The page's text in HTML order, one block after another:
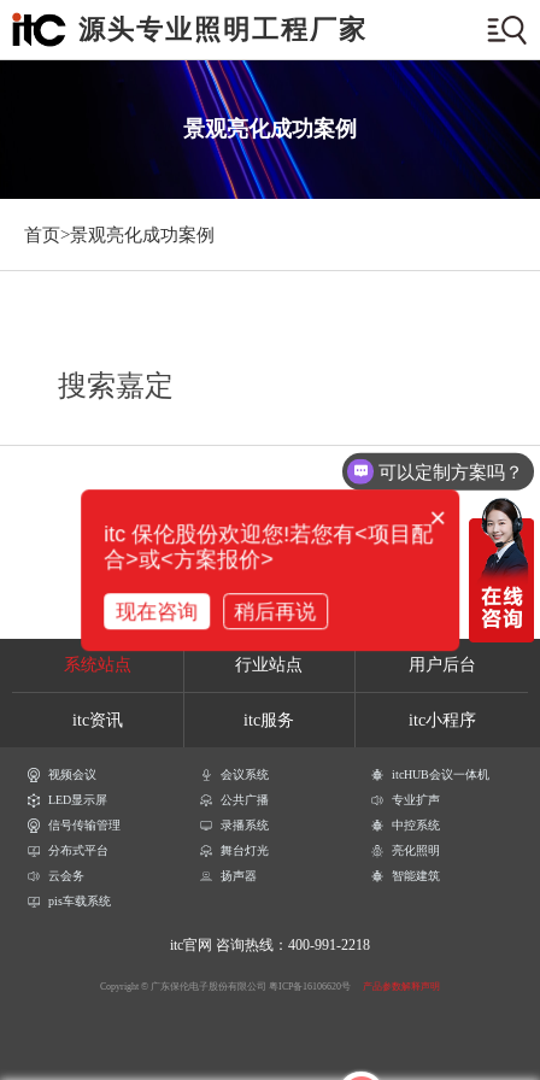
源头专业照明工程厂家
景观亮化成功案例
首页>景观亮化成功案例
搜索嘉定
系统站点 行业站点 用户后台
itc资讯 itc服务 itc小程序
视频会议 会议系统
itcHUB会议一体机
LED显示屏
公共广播
专业扩声
信号传输管理
录播系统
中控系统
分布式平台
舞台灯光
亮化照明
云会务
扬声器
智能建筑
pis车载系统
itc官网 咨询热线：400-991-2218
Copyright © 广东保伦电子股份有限公司 粤ICP备16106620号 产品参数解释声明
可以定制方案吗？
×
itc 保伦股份欢迎您!若您有<项目配
合>或<方案报价>
现在咨询 稍后再说